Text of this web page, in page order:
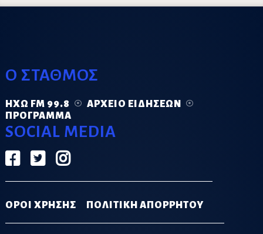
Ο ΣΤΑΘΜΟΣ
ΗΧΏ FM 99.8
ΑΡΧΕΊΟ ΕΙΔΉΣΕΩΝ
ΠΡΌΓΡΑΜΜΑ
SOCIAL MEDIA
ΟΡΟΙ ΧΡΗΣΗΣ ΠΟΛΙΤΙΚΗ ΑΠΟΡΡΗΤΟΥ